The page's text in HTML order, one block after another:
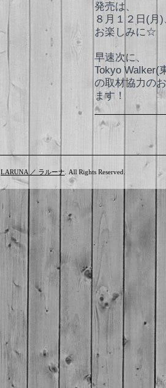
発売は、
８月１２日(月
お楽しみに☆
早速次に、
Tokyo Walker(
の取材協力の
ます！
LARUNA ／ ラルーナ . All Rights Reserved.